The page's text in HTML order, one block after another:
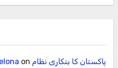
on پاکستان کا بنکاری نظام